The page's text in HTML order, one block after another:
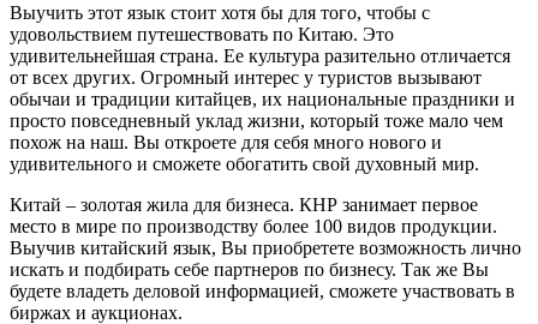
Выучить этот язык стоит хотя бы для того, чтобы с
удовольствием путешествовать по Китаю. Это
удивительнейшая страна. Ее культура разительно отличается
от всех других. Огромный интерес у туристов вызывают
обычаи и традиции китайцев, их национальные праздники и
просто повседневный уклад жизни, который тоже мало чем
похож на наш. Вы откроете для себя много нового и
удивительного и сможете обогатить свой духовный мир.
Китай – золотая жила для бизнеса. КНР занимает первое
место в мире по производству более 100 видов продукции.
Выучив китайский язык, Вы приобретете возможность лично
искать и подбирать себе партнеров по бизнесу. Так же Вы
будете владеть деловой информацией, сможете участвовать в
биржах и аукционах.